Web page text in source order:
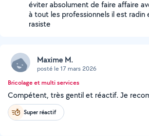
éviter absolument de faire affaire
à tout les professionnels il est
rasiste
Maxime M.
posté le 17 mars 2026
Bricolage et multi services
Compétent, très gentil et réactif. Je
Super réactif